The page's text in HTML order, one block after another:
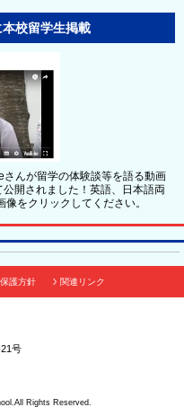
校留学生掲載
んが留学の体験談等を語る動画
開されました！英語、日本語両
をクリックしてください。
護方針 関連リンク
号
Rights Reserved.